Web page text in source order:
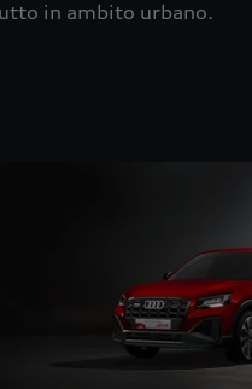
in ambito urbano.